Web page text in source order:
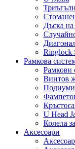
Дъска на
Ringlock
Рамкова
Рамкови
Винтов
Подиуми
U Head
Колела
Аксесоари